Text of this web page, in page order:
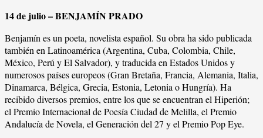
14 de julio – BENJAMÍN PRADO
Benjamín es un poeta, novelista español. Su obra ha sido publicada
también en Latinoamérica (Argentina, Cuba, Colombia, Chile,
México, Perú y El Salvador), y traducida en Estados Unidos y
numerosos países europeos (Gran Bretaña, Francia, Alemania, Italia,
Dinamarca, Bélgica, Grecia, Estonia, Letonia o Hungría). Ha
recibido diversos premios, entre los que se encuentran el Hiperión;
el Premio Internacional de Poesía Ciudad de Melilla, el Premio
Andalucía de Novela, el Generación del 27 y el Premio Pop Eye.